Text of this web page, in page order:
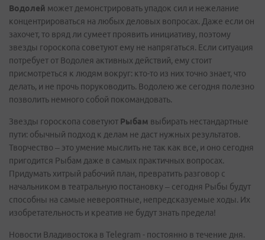
Водолей может демонстрировать упадок сил и нежелание
концентрироваться на любых деловых вопросах. Даже если он
захочет, то вряд ли сумеет проявить инициативу, поэтому
звезды гороскопа советуют ему не напрягаться. Если ситуация
потребует от Водолея активных действий, ему стоит
присмотреться к людям вокруг: кто-то из них точно знает, что
делать, и не прочь поруководить. Водолею же сегодня полезно
позволить немного собой покомандовать.
Звезды гороскопа советуют Рыбам выбирать нестандартные
пути: обычный подход к делам не даст нужных результатов.
Творчество – это умение мыслить не так как все, и оно сегодня
пригодится Рыбам даже в самых практичных вопросах.
Придумать хитрый рабочий план, превратить разговор с
начальником в театральную постановку – сегодня Рыбы будут
способны на самые невероятные, непредсказуемые ходы. Их
изобретательность и креатив не будут знать предела!
Новости Владивостока в Telegram - постоянно в течение дня.